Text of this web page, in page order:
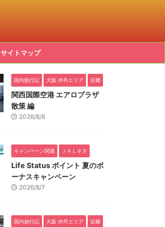
サイトマップ
国内旅行記 大阪 伊丹エリア 近畿
関西国際空港 エアロプラザ
散策 編
2026/8/8
キャンペーン関連 ＪＡＬネタ
Life Status ポイント 夏のボ
ーナスキャンペーン
2026/8/7
国内旅行記 大阪 伊丹エリア 近畿